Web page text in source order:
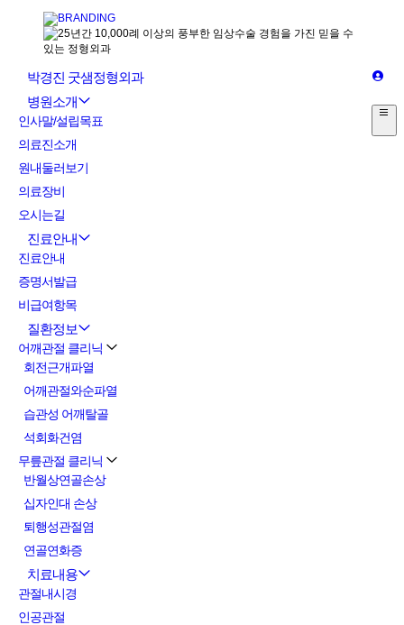
박경진 굿샘정형외과
병원소개
인사말/설립목표
의료진소개
원내둘러보기
의료장비
오시는길
진료안내
진료안내
증명서발급
비급여항목
질환정보
어깨관절 클리닉
회전근개파열
어깨관절와순파열
습관성 어깨탈골
석회화건염
무릎관절 클리닉
반월상연골손상
십자인대 손상
퇴행성관절염
연골연화증
치료내용
관절내시경
인공관절